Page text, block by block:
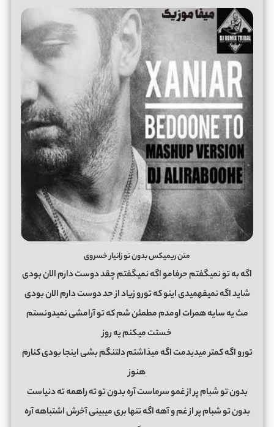
متن ریمیکس بدون تو زانیار خسروی
اگه به تو نمیگفتم حرفامو اگه نمیگفتم چقد دوست دارم الان بودی
شاید اگه نمیفهمیدی اینو که تورو زیاد از حد دوست دارم الان بودی
مث یه سایه همرات اومدم مطمئن شم که تو آرامشی نمیدونستم
خستت میکنم یه روز
تورو اگه کمتر میدیدمت اگه میذاشتم دلتنگم بشی اینجا بودی کنارم
هنوز
بدون تو شبام پر از غمو سرماست آره بدون تو ته راهمه ته دنیاست
بدون تو شبام پر از غم و آهه اگه تنها بری میبینی آخرش اشتباهه آره